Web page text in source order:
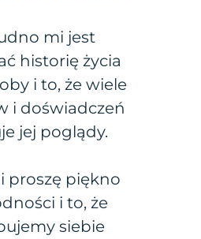
mi jest
historię życia
i to, że wiele
i doświadczeń
jej poglądy.
proszę piękno
i to, że
siebie